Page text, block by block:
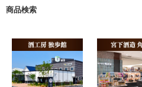
商品検索